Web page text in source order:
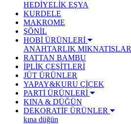
HEDİYELİK EŞYA
KURDELE
MAKROME
ŞÖNİL
HOBİ ÜRÜNLERİ
ANAHTARLIK MIKNATISLAR
RATTAN BAMBU
İPLİK ÇEŞİTLERİ
JÜT ÜRÜNLER
YAPAY&KURU ÇİÇEK
PARTİ ÜRÜNLERİ
KINA & DÜĞÜN
DEKORATİF ÜRÜNLER
kına düğün